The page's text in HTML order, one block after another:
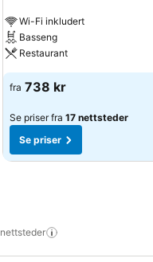
Wi-Fi inkludert
Basseng
Restaurant
fra 738 kr
Se priser fra 17 nettsteder
Se priser
nettsteder